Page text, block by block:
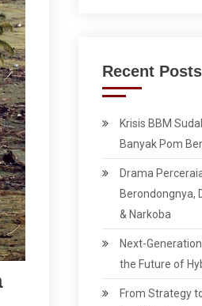
Recent Posts
Krisis BBM
Banyak Pom
Drama
Berondongnya,
& Narkoba
Next-
the Future of
From Strategy